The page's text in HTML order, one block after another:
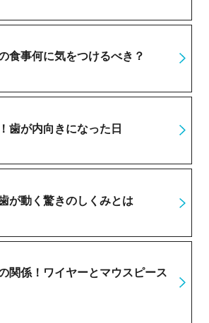
食事何に気をつけるべき？
歯が内向きになった日
が動く驚きのしくみとは
関係！ワイヤーとマウスピース